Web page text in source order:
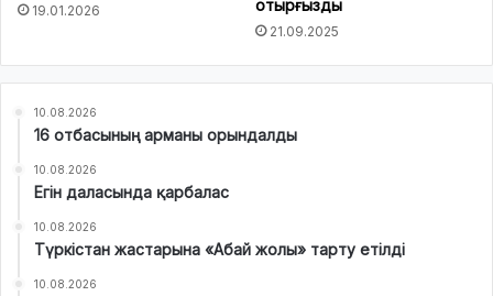
19.01.2026
отырғызды
21.09.2025
10.08.2026
16 отбасының арманы орындалды
10.08.2026
Егін даласында қарбалас
10.08.2026
Түркістан жастарына «Абай жолы» тарту етілді
10.08.2026